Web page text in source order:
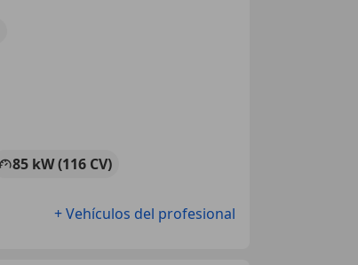
85 kW (116 CV)
+ Vehículos del profesional